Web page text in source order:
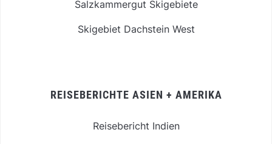
Salzkammergut Skigebiete
Skigebiet Dachstein West
REISEBERICHTE ASIEN + AMERIKA
Reisebericht Indien